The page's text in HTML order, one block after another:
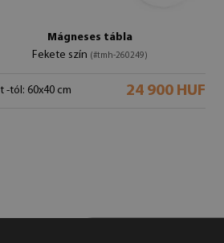
Mágneses tábla
Fekete szín (#tmh-260249)
-tól: 60x40 cm 24 900 HUF